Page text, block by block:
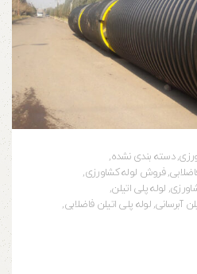
,دسته بندی نشده,
,فروش لوله کشاورزی,
, لوله پلی اتیلن,
آبرسانی,لوله پلی اتیلن فاضلابی,